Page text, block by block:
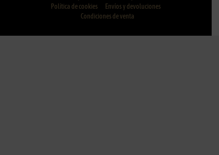
Política de cookies
Envíos y devoluciones
Condiciones de venta